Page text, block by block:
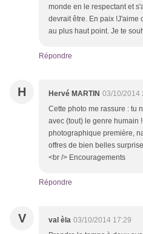
monde en le respectant et
devrait être. En paix !J'aime
au plus haut point. Je te
Répondre
H Hervé MARTIN 03/10/2014
Cette photo me rassure : tu
avec (tout) le genre humain
photographique première,
offres de bien belles
<br /> Encouragements
Répondre
V val èla 03/10/2014 17:29